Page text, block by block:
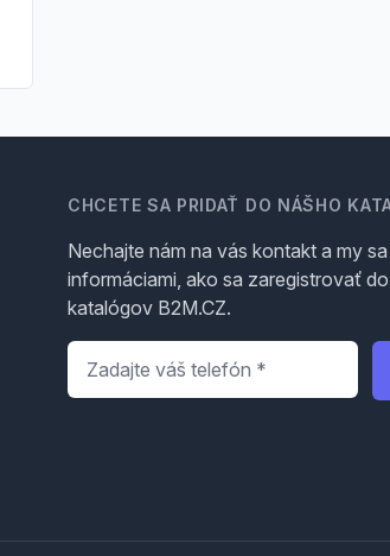
CHCETE SA PRIDAŤ DO NÁŠHO
Nechajte nám na vás kontakt a my
informáciami, ako sa zaregistrovať
katalógov B2M.CZ.
Telefón